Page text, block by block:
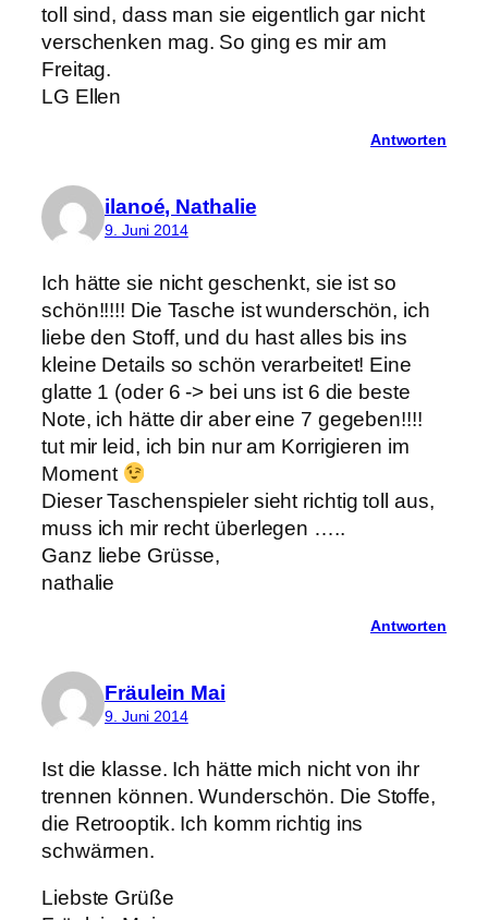
toll sind, dass man sie eigentlich gar nicht
verschenken mag. So ging es mir am
Freitag.
LG Ellen
Antworten
ilanoé, Nathalie
9. Juni 2014
Ich hätte sie nicht geschenkt, sie ist so
schön!!!!! Die Tasche ist wunderschön, ich
liebe den Stoff, und du hast alles bis ins
kleine Details so schön verarbeitet! Eine
glatte 1 (oder 6 -> bei uns ist 6 die beste
Note, ich hätte dir aber eine 7 gegeben!!!!
tut mir leid, ich bin nur am Korrigieren im
Moment
Dieser Taschenspieler sieht richtig toll aus,
muss ich mir recht überlegen …..
Ganz liebe Grüsse,
nathalie
Antworten
Fräulein Mai
9. Juni 2014
Ist die klasse. Ich hätte mich nicht von ihr
trennen können. Wunderschön. Die Stoffe,
die Retrooptik. Ich komm richtig ins
schwärmen.
Liebste Grüße